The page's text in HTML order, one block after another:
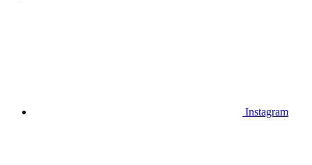
Instagram